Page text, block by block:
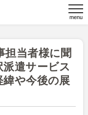
担当者様に聞
遣サービス
や今後の展